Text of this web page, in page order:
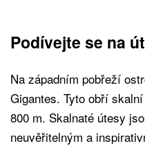
Podívejte se na
Na západním pobřeží
Gigantes. Tyto obří
800 m. Skalnaté útesy
neuvěřitelným a